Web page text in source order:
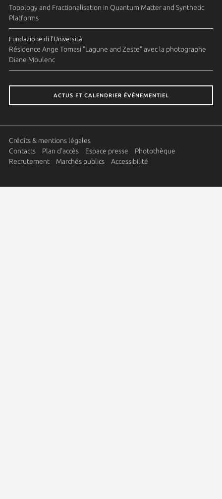
Topology and Fractionalisation in Quantum Matter and Synthetic
Platforms
Fundazione di l'Università
Résidence Ange Tomasi "Lagune and Zeste" avec la photographe
Diane Moulenc
ACTUS ET CALENDRIER ÉVÈNEMENTIEL
Crédits & mentions légales
Contacts
Plan d'accès Espace presse
Photothèque
Recrutement
Marchés publics Accessibilité